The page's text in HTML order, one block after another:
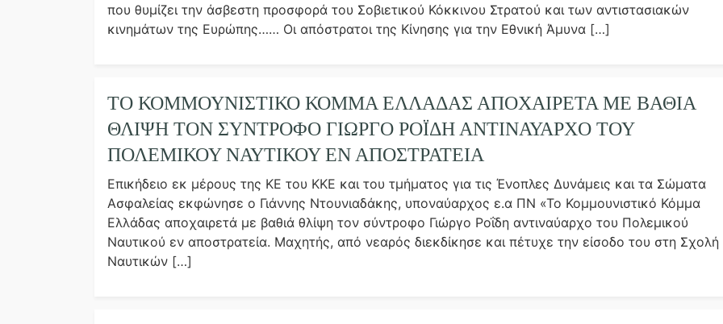
που θυμίζει την άσβεστη προσφορά του Σοβιετικού Κόκκινου Στρατού και των αντιστασιακών
κινημάτων της Ευρώπης…… Οι απόστρατοι της Κίνησης για την Εθνική Άμυνα […]
ΤΟ ΚΟΜΜΟΥΝΙΣΤΙΚΌ ΚΌΜΜΑ ΕΛΛΆΔΑΣ ΑΠΟΧΑΙΡΕΤΆ ΜΕ ΒΑΘΙΆ
ΘΛΊΨΗ ΤΟΝ ΣΎΝΤΡΟΦΟ ΓΙΏΡΓΟ ΡΟΪ́ΔΗ ΑΝΤΙΝΑΎΑΡΧΟ ΤΟΥ
ΠΟΛΕΜΙΚΟΎ ΝΑΥΤΙΚΟΎ ΕΝ ΑΠΟΣΤΡΑΤΕΊΑ
Επικήδειο εκ μέρους της ΚΕ του ΚΚΕ και του τμήματος για τις Ένοπλες Δυνάμεις και τα Σώματα
Ασφαλείας εκφώνησε ο Γιάννης Ντουνιαδάκης, υποναύαρχος ε.α ΠΝ «Το Κομμουνιστικό Κόμμα
Ελλάδας αποχαιρετά με βαθιά θλίψη τον σύντροφο Γιώργο Ροΐδη αντιναύαρχο του Πολεμικού
Ναυτικού εν αποστρατεία. Μαχητής, από νεαρός διεκδίκησε και πέτυχε την είσοδο του στη Σχολή
Ναυτικών […]